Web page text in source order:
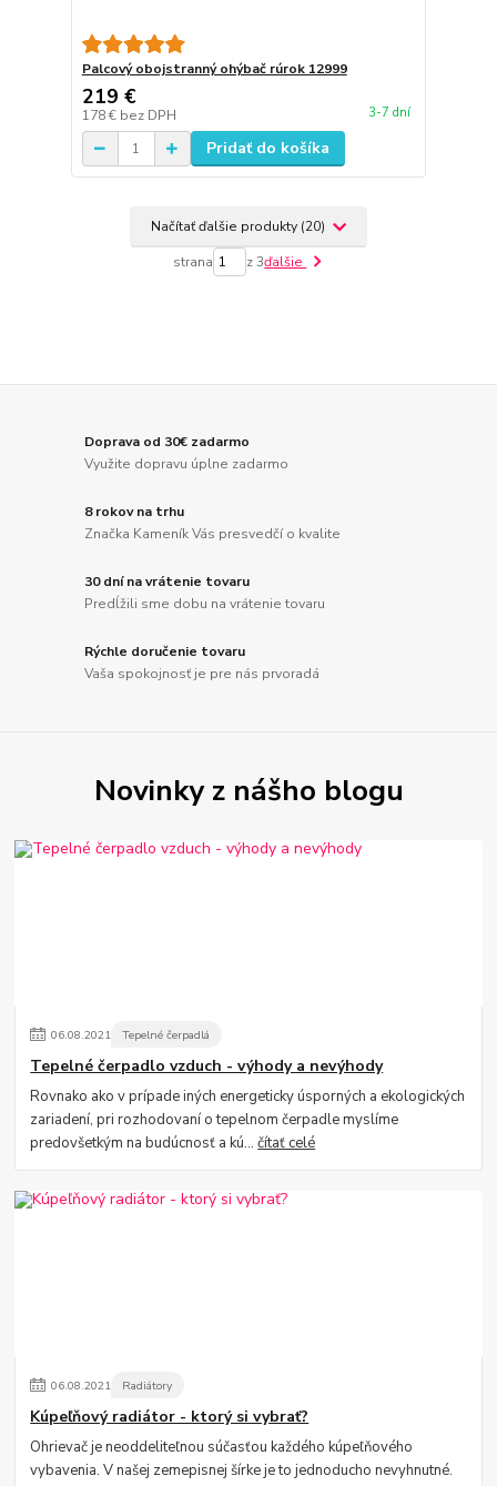
Palcový obojstranný ohýbač rúrok 12999
219 €
178 € bez DPH 3-7 dní
Pridať do košíka
Načítať ďalšie produkty (20)
strana z 3ďalšie
Doprava od 30€ zadarmo
Využite dopravu úplne zadarmo
8 rokov na trhu
Značka Kameník Vás presvedčí o kvalite
30 dní na vrátenie tovaru
Predĺžili sme dobu na vrátenie tovaru
Rýchle doručenie tovaru
Vaša spokojnosť je pre nás prvoradá
Novinky z nášho blogu
06.08.2021 Tepelné čerpadlá
Tepelné čerpadlo vzduch - výhody a nevýhody
Rovnako ako v prípade iných energeticky úsporných a ekologických
zariadení, pri rozhodovaní o tepelnom čerpadle myslíme
predovšetkým na budúcnosť a kú...čítať celé
06.08.2021 Radiátory
Kúpeľňový radiátor - ktorý si vybrať?
Ohrievač je neoddeliteľnou súčasťou každého kúpeľňového
vybavenia. V našej zemepisnej šírke je to jednoducho nevyhnutné.